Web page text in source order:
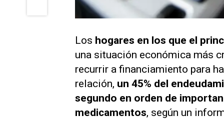
Los hogares en los que el
una situación económica más
recurrir a financiamiento para
relación, un 45% del
segundo en orden de
medicamentos, según un